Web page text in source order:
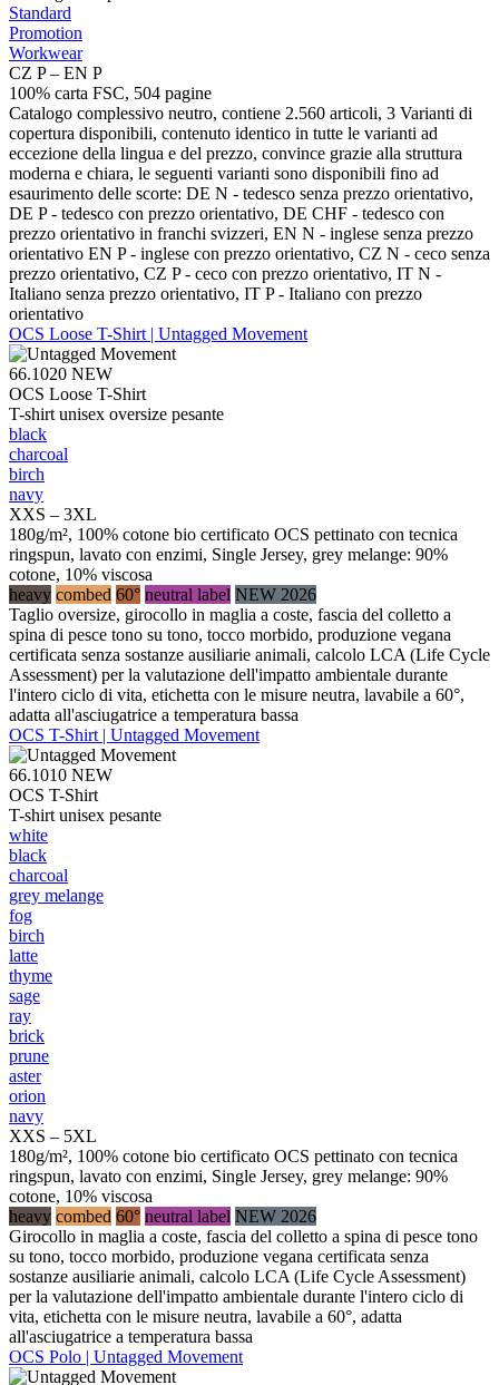
Standard
Promotion
Workwear
CZ P – EN P
100% carta FSC, 504 pagine
Catalogo complessivo neutro, contiene 2.560 articoli, 3 Varianti di
copertura disponibili, contenuto identico in tutte le varianti ad
eccezione della lingua e del prezzo, convince grazie alla struttura
moderna e chiara, le seguenti varianti sono disponibili fino ad
esaurimento delle scorte: DE N - tedesco senza prezzo orientativo,
DE P - tedesco con prezzo orientativo, DE CHF - tedesco con
prezzo orientativo in franchi svizzeri, EN N - inglese senza prezzo
orientativo EN P - inglese con prezzo orientativo, CZ N - ceco senza
prezzo orientativo, CZ P - ceco con prezzo orientativo, IT N -
Italiano senza prezzo orientativo, IT P - Italiano con prezzo
orientativo
OCS Loose T-Shirt | Untagged Movement
66.1020 NEW
OCS Loose T-Shirt
T-shirt unisex oversize pesante
black
charcoal
birch
navy
XXS – 3XL
180g/m², 100% cotone bio certificato OCS pettinato con tecnica
ringspun, lavato con enzimi, Single Jersey, grey melange: 90%
cotone, 10% viscosa
heavy combed 60° neutral label NEW 2026
Taglio oversize, girocollo in maglia a coste, fascia del colletto a
spina di pesce tono su tono, tocco morbido, produzione vegana
certificata senza sostanze ausiliarie animali, calcolo LCA (Life Cycle
Assessment) per la valutazione dell'impatto ambientale durante
l'intero ciclo di vita, etichetta con le misure neutra, lavabile a 60°,
adatta all'asciugatrice a temperatura bassa
OCS T-Shirt | Untagged Movement
66.1010 NEW
OCS T-Shirt
T-shirt unisex pesante
white
black
charcoal
grey melange
fog
birch
latte
thyme
sage
ray
brick
prune
aster
orion
navy
XXS – 5XL
180g/m², 100% cotone bio certificato OCS pettinato con tecnica
ringspun, lavato con enzimi, Single Jersey, grey melange: 90%
cotone, 10% viscosa
heavy combed 60° neutral label NEW 2026
Girocollo in maglia a coste, fascia del colletto a spina di pesce tono
su tono, tocco morbido, produzione vegana certificata senza
sostanze ausiliarie animali, calcolo LCA (Life Cycle Assessment)
per la valutazione dell'impatto ambientale durante l'intero ciclo di
vita, etichetta con le misure neutra, lavabile a 60°, adatta
all'asciugatrice a temperatura bassa
OCS Polo | Untagged Movement